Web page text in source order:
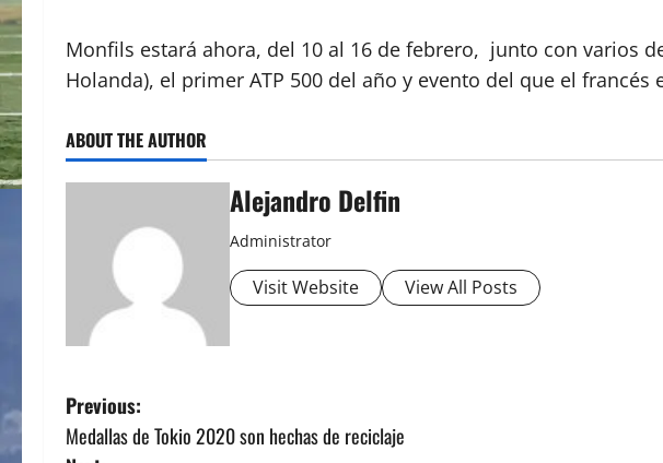
Monfils estará ahora, del 10 al 16 de febrero, junto con varios
Holanda), el primer ATP 500 del año y evento del que el francés
ABOUT THE AUTHOR
Alejandro Delfin
Administrator
Visit Website View All Posts
P
Previous:
Medallas de Tokio 2020 son hechas de reciclaje